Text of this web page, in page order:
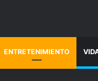
ENTRETENIMIENTO